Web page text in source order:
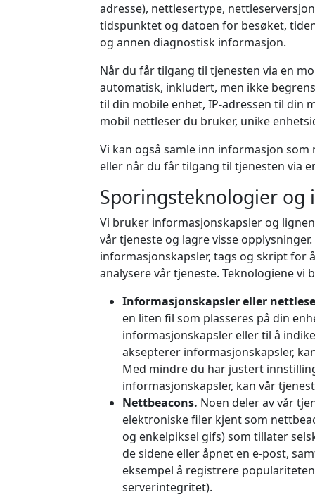
adresse), nettlesertype,
tidspunktet og datoen for besøket,
og annen diagnostisk informasjon.
Når du får tilgang til tjenesten via en
automatisk, inkludert, men ikke
til din mobile enhet, IP-adressen til din
mobil nettleser du bruker, unike
Vi kan også samle inn informasjon
eller når du får tilgang til tjenesten via
Sporingsteknologier og
Vi bruker informasjonskapsler og
vår tjeneste og lagre visse
informasjonskapsler, tags og skript for
analysere vår tjeneste. Teknologiene vi
Informasjonskapsler eller
en liten fil som plasseres på din
informasjonskapsler eller til å
aksepterer informasjonskapsler,
Med mindre du har justert
informasjonskapsler, kan vår
Nettbeacons. Noen deler av vår
elektroniske filer kjent som
og enkelpiksel gifs) som tillater
de sidene eller åpnet en e-post,
eksempel å registrere
serverintegritet).